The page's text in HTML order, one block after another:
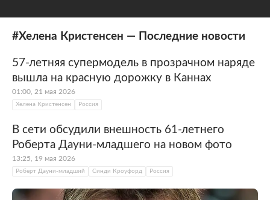
#Хелена Кристенсен — Последние новости
57-летняя супермодель в прозрачном наряде
вышла на красную дорожку в Каннах
01:00, 21 мая 2026
Хелена Кристенсен Россия
В сети обсудили внешность 61-летнего
Роберта Дауни-младшего на новом фото
13:25, 19 мая 2026
Роберт Дауни-младший Синди Кроуфорд Россия